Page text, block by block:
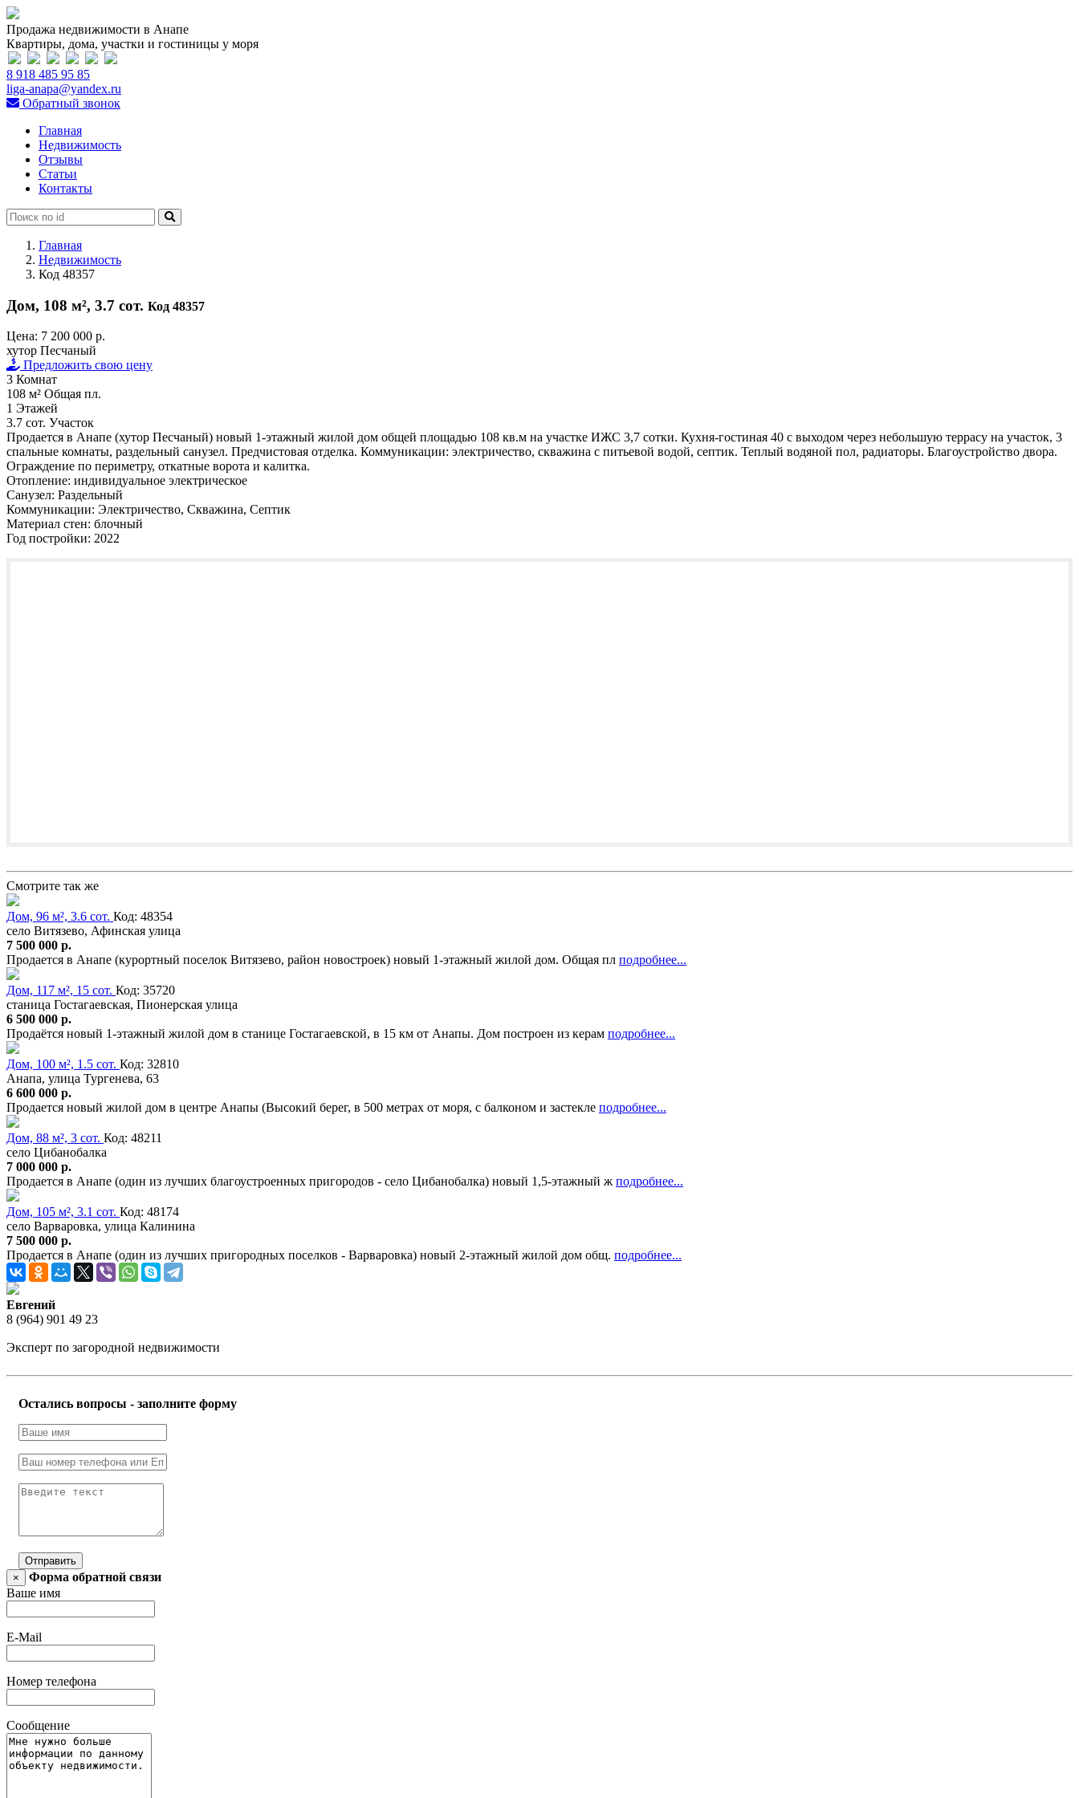
Продажа недвижимости в Анапе
Квартиры, дома, участки и гостиницы у моря
8 918 485 95 85
liga-anapa@yandex.ru
Обратный звонок
Главная
Недвижимость
Отзывы
Статьи
Контакты
Главная
Недвижимость
Код 48357
Дом, 108 м², 3.7 сот. Код 48357
Цена: 7 200 000 р.
хутор Песчаный
Предложить свою цену
3 Комнат
108 м² Общая пл.
1 Этажей
3.7 сот. Участок
Продается в Анапе (хутор Песчаный) новый 1-этажный жилой дом общей площадью 108 кв.м на участке ИЖС 3,7 сотки. Кухня-гостиная 40 с выходом через небольшую террасу на участок, 3
спальные комнаты, раздельный санузел. Предчистовая отделка. Коммуникации: электричество, скважина с питьевой водой, септик. Теплый водяной пол, радиаторы. Благоустройство двора.
Ограждение по периметру, откатные ворота и калитка.
Отопление: индивидуальное электрическое
Санузел: Раздельный
Коммуникации: Электричество, Скважина, Септик
Материал стен: блочный
Год постройки: 2022
Смотрите так же
Дом, 96 м², 3.6 сот. Код: 48354
село Витязево, Афинская улица
7 500 000 р.
Продается в Анапе (курортный поселок Витязево, район новостроек) новый 1-этажный жилой дом. Общая пл подробнее...
Дом, 117 м², 15 сот. Код: 35720
станица Гостагаевская, Пионерская улица
6 500 000 р.
Продаётся новый 1-этажный жилой дом в станице Гостагаевской, в 15 км от Анапы. Дом построен из керам подробнее...
Дом, 100 м², 1.5 сот. Код: 32810
Анапа, улица Тургенева, 63
6 600 000 р.
Продается новый жилой дом в центре Анапы (Высокий берег, в 500 метрах от моря, с балконом и застекле подробнее...
Дом, 88 м², 3 сот. Код: 48211
село Цибанобалка
7 000 000 р.
Продается в Анапе (один из лучших благоустроенных пригородов - село Цибанобалка) новый 1,5-этажный ж подробнее...
Дом, 105 м², 3.1 сот. Код: 48174
село Варваровка, улица Калинина
7 500 000 р.
Продается в Анапе (один из лучших пригородных поселков - Варваровка) новый 2-этажный жилой дом общ. подробнее...
Евгений
8 (964) 901 49 23
Эксперт по загородной недвижимости
Остались вопросы - заполните форму
Отправить
×
Форма обратной связи
Ваше имя
E-Mail
Номер телефона
Сообщение